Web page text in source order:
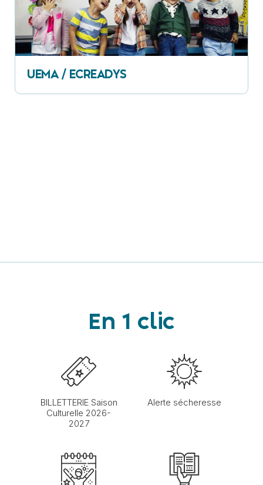
UEMA / ECREADYS
En 1 clic
BILLETTERIE Saison
Culturelle 2026-
2027
Alerte sécheresse